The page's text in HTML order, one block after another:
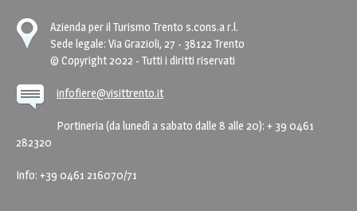
Azienda per il Turismo Trento s.cons.a r.l.
Sede legale: Via Grazioli, 27 - 38122 Trento
© Copyright 2022 - Tutti i diritti riservati
infofiere@visittrento.it
Portineria (da lunedì a sabato dalle 8 alle 20): + 39 0461
282320
Info: +39 0461 216070/71